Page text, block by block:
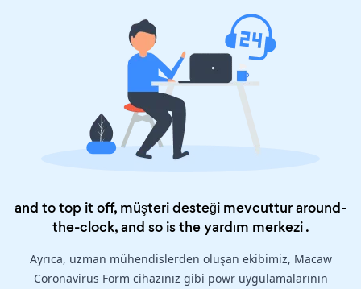
and to top it off, müşteri desteği mevcuttur around-
the-clock, and so is theyardım merkezi.
Ayrıca, uzman mühendislerden oluşan ekibimiz, Macaw
Coronavirus Form cihazınız gibi powr uygulamalarının